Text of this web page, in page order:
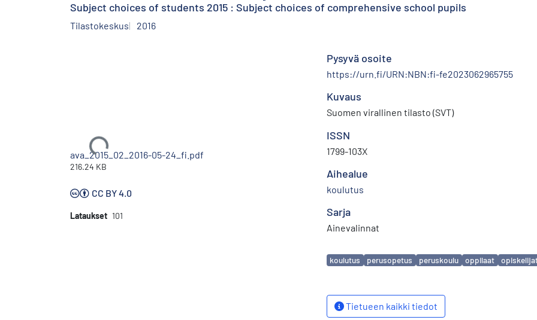
Subject choices of students 2015 : Subject choices of comprehensive school pupils
Tilastokeskus 2016
Ladataan...
ava_2015_02_2016-05-24_fi.pdf
216.24 KB
CC BY 4.0
Lataukset 101
Pysyvä osoite
https://urn.fi/URN:NBN:fi-fe2023062965755
Kuvaus
Suomen virallinen tilasto (SVT)
ISSN
1799-103X
Aihealue
koulutus
Sarja
Ainevalinnat
Avainsanat
koulutus perusopetus peruskoulu oppilaat
Tietueen kaikki tiedot